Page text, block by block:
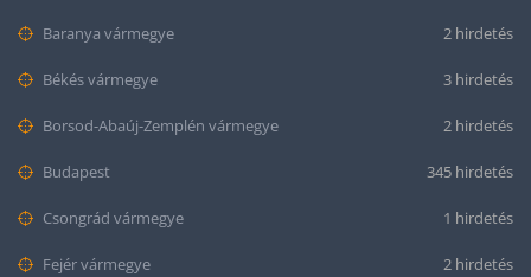
Baranya vármegye 2 hirdetés
Békés vármegye 3 hirdetés
Borsod-Abaúj-Zemplén vármegye 2 hirdetés
Budapest 345 hirdetés
Csongrád vármegye 1 hirdetés
Fejér vármegye 2 hirdetés